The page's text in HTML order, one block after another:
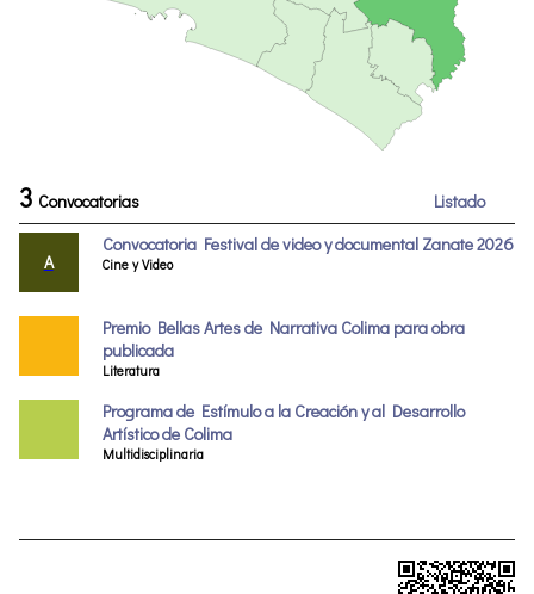
3 Convocatorias Listado
A
Convocatoria Festival de video y documental Zanate 2026
Cine y Video
Premio Bellas Artes de Narrativa Colima para obra
publicada
Literatura
Programa de Estímulo a la Creación y al Desarrollo
Artístico de Colima
Multidisciplinaria